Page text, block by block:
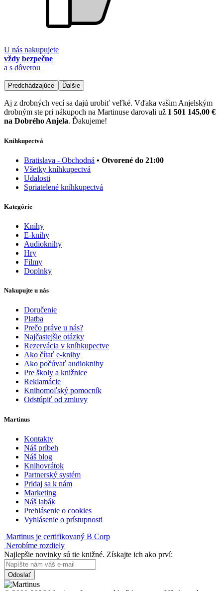
U nás nakupujete
vždy bezpečne
a s dôverou
Predchádzajúce Ďalšie
Aj z drobných vecí sa dajú urobiť veľké. Vďaka vašim Anjelským
drobným ste pri nákupoch na Martinuse darovali už 1 501 145,00 €
na Dobrého Anjela. Ďakujeme!
Kníhkupectvá
Bratislava - Obchodná • Otvorené do 21:00
Všetky kníhkupectvá
Udalosti
Spriatelené kníhkupectvá
Kategórie
Knihy
E-knihy
Audioknihy
Hry
Filmy
Doplnky
Nakupujte u nás
Doručenie
Platba
Prečo práve u nás?
Najčastejšie otázky
Rezervácia v kníhkupectve
Ako čítať e-knihy
Ako počúvať audioknihy
Pre školy a knižnice
Reklamácie
Knihomoľský pomocník
Odstúpiť od zmluvy
Martinus
Kontakty
Náš príbeh
Náš blog
Knihovrátok
Partnerský systém
Pridaj sa k nám
Marketing
Náš labák
Prehlásenie o cookies
Vyhlásenie o prístupnosti
Martinus je certifikovaný B Corp
Nerobíme rozdiely
Najlepšie novinky sú tie knižné. Získajte ich ako prví:
Odoslať